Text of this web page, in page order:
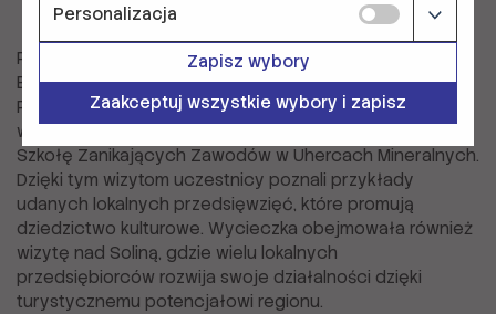
Piątek był dniem wycieczki terenowej w rejon
Bieszczadów, gdzie uczestnicy mogli odwiedzić
Regionalny Ośrodek Wsparcia Ekonomii Społecznej
w Strzyżowie, Fabrykę Czekolady w Korczynie oraz
Szkołę Zanikających Zawodów w Uhercach Mineralnych.
Dzięki tym wizytom uczestnicy poznali przykłady
udanych lokalnych przedsięwzięć, które promują
dziedzictwo kulturowe. Wycieczka obejmowała również
wizytę nad Soliną, gdzie wielu lokalnych
przedsiębiorców rozwija swoje działalności dzięki
turystycznemu potencjałowi regionu.
Personalizacja
Zapisz wybory
Zaakceptuj wszystkie wybory i zapisz